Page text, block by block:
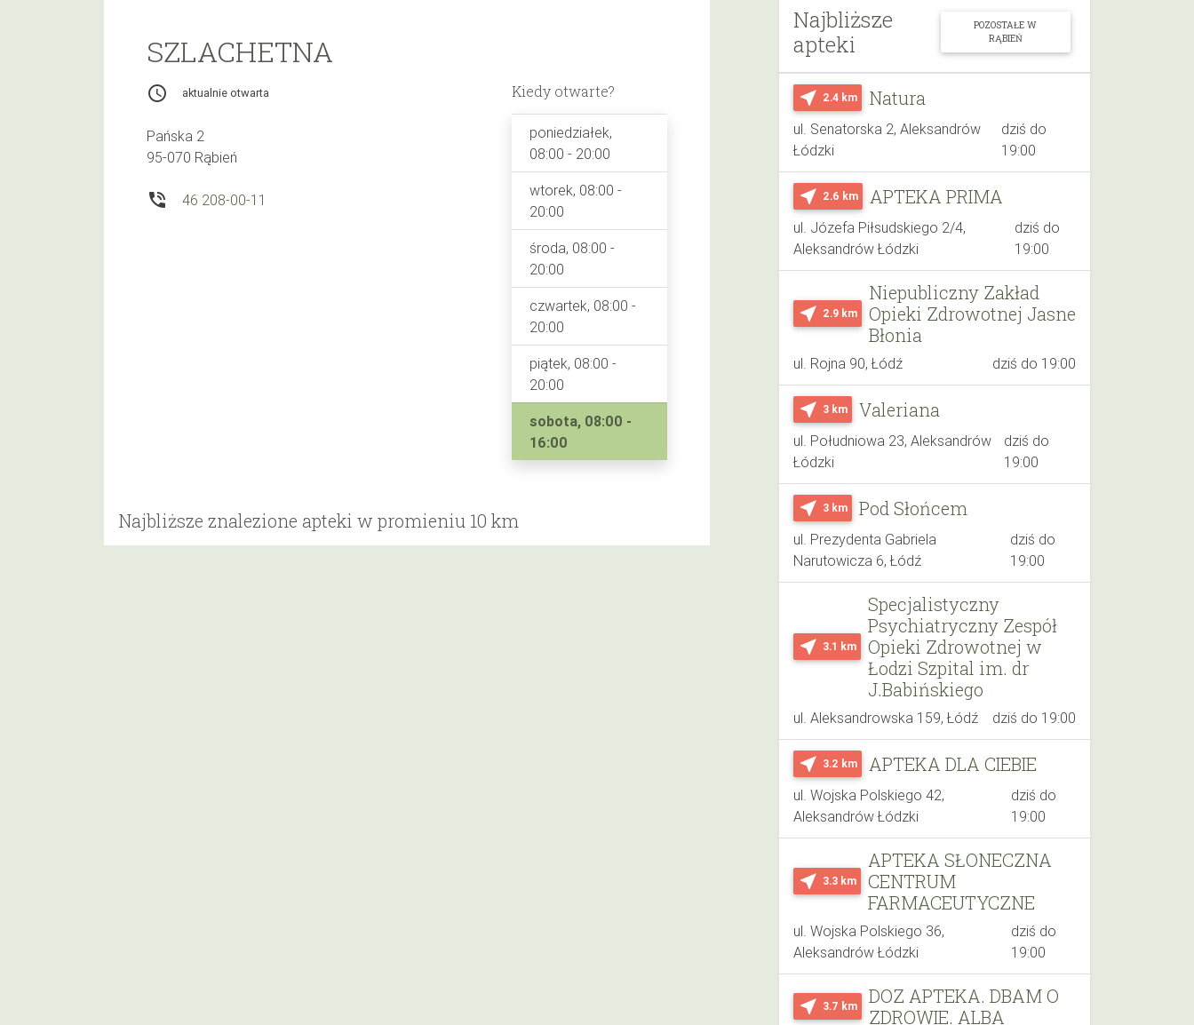
Najbliższe
apteki
POZOSTAŁE W
RĄBIEŃ
near_me 2.4 km Natura
ul. Senatorska 2, Aleksandrów
Łódzki
dziś do
19:00
near_me 2.6 km APTEKA PRIMA
ul. Józefa Piłsudskiego 2/4,
Aleksandrów Łódzki
dziś do
19:00
near_me 2.9 km
Niepubliczny Zakład
Opieki Zdrowotnej Jasne
Błonia
ul. Rojna 90, Łódź dziś do 19:00
near_me 3 km Valeriana
ul. Południowa 23, Aleksandrów
Łódzki
dziś do
19:00
near_me 3 km Pod Słońcem
ul. Prezydenta Gabriela
Narutowicza 6, Łódź
dziś do
19:00
near_me 3.1 km
Specjalistyczny
Psychiatryczny Zespół
Opieki Zdrowotnej w
Łodzi Szpital im. dr
J.Babińskiego
ul. Aleksandrowska 159, Łódź dziś do 19:00
near_me 3.2 km APTEKA DLA CIEBIE
ul. Wojska Polskiego 42,
Aleksandrów Łódzki
dziś do
19:00
near_me 3.3 km
APTEKA SŁONECZNA
CENTRUM
FARMACEUTYCZNE
ul. Wojska Polskiego 36,
Aleksandrów Łódzki
dziś do
19:00
near_me 3.7 km
DOZ APTEKA. DBAM O
ZDROWIE. ALBA
SZLACHETNA
access_time aktualnie otwarta
Pańska 2
95-070 Rąbień
phone_in_talk 46 208-00-11
Kiedy otwarte?
poniedziałek,
08:00 - 20:00
wtorek, 08:00 -
20:00
środa, 08:00 -
20:00
czwartek, 08:00 -
20:00
piątek, 08:00 -
20:00
sobota, 08:00 -
16:00
Najbliższe znalezione apteki w promieniu 10 km